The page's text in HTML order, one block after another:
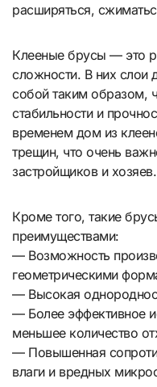
расширяться,
Клееные брусы — это
сложности. В них
собой таким образом,
стабильности и
временем дом из
трещин, что очень
застройщиков и хозяев.
Кроме того, такие
преимуществами:
— Возможность
геометрическими
— Высокая
— Более эффективное
меньшее количество
— Повышенная
влаги и вредных